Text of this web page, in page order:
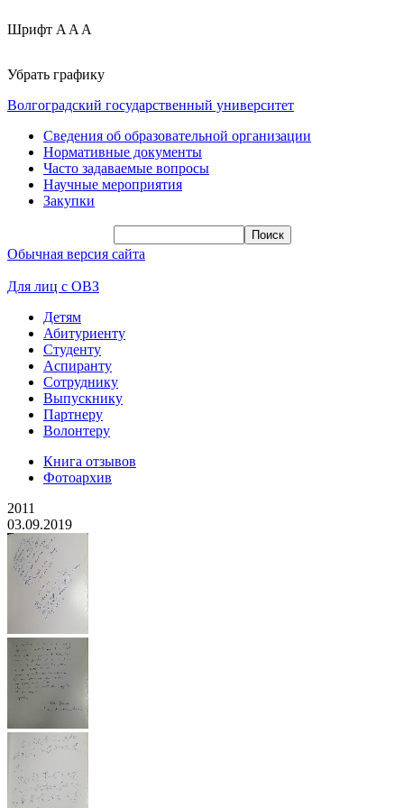
Шрифт A A A
Убрать графику
Волгоградский государственный университет
Сведения об образовательной организации
Нормативные документы
Часто задаваемые вопросы
Научные мероприятия
Закупки
Обычная версия сайта
Для лиц с ОВЗ
Детям
Абитуриенту
Студенту
Аспиранту
Сотруднику
Выпускнику
Партнеру
Волонтеру
Книга отзывов
Фотоархив
2011
03.09.2019